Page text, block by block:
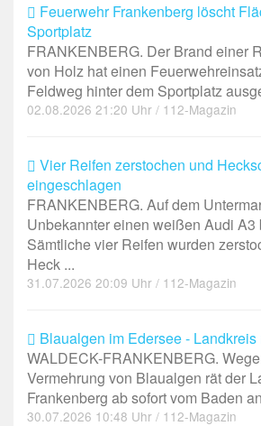
Feuerwehr Frankenberg löscht
Sportplatz
FRANKENBERG. Der Brand einer
von Holz hat einen
Feldweg hinter dem Sportplatz
02.08.2026 21:20 Uhr / 112-Magazin
Vier Reifen zerstochen und
eingeschlagen
FRANKENBERG. Auf dem
Unbekannter einen weißen Audi A3
Sämtliche vier Reifen wurden
Heck ...
31.07.2026 20:09 Uhr / 112-Magazin
Blaualgen im Edersee -
WALDECK-FRANKENBERG.
Vermehrung von Blaualgen rät der
Frankenberg ab sofort vom Baden
30.07.2026 10:48 Uhr / 112-Magazin